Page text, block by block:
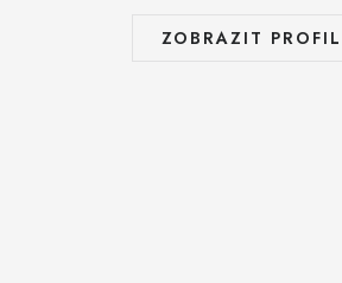
ZOBRAZIT PROFIL